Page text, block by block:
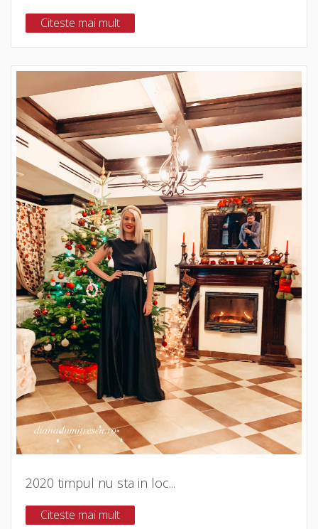
Citeste mai mult
2020 timpul nu sta in loc...
Citeste mai mult